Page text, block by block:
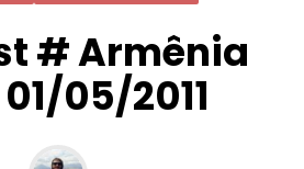
# Armênia
05/2011